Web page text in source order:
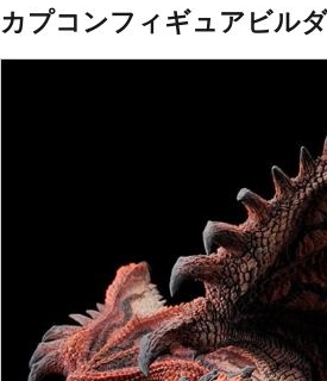
カプコンフィギュアビル